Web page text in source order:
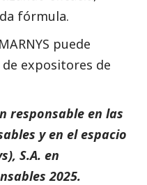
fórmula.
puede
de expositores de
responsable en las
y en el espacio
S.A. en
2025.